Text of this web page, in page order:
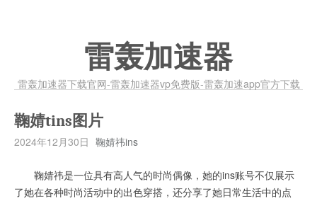
雷轰加速器
雷轰加速器下载官网-雷轰加速器vp免费版-雷轰加速app官方下载
鞠婧tins图片
2024年12月30日 鞠婧祎ins
鞠婧祎是一位具有高人气的时尚偶像，她的ins账号不仅展示
了她在各种时尚活动中的出色穿搭，还分享了她日常生活中的点